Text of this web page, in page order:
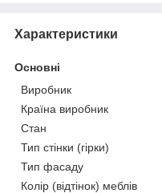
Характеристики
Основні
Виробник
Країна виробник
Стан
Тип стінки (гірки)
Тип фасаду
Колір (відтінок) меблів